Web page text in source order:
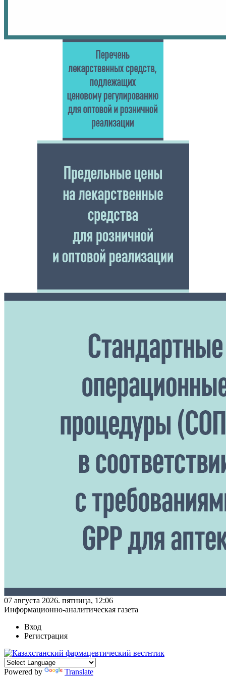
07 августа 2026. пятница, 12:06
Информационно-аналитическая газета
Вход
Регистрация
Powered by
Translate